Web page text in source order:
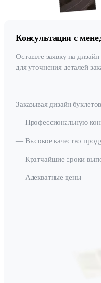
Консультация с
Оставьте заявку на
для уточнения деталей
Заказывая дизайн
— Профессиональную
— Высокое качество
— Кратчайшие сроки
— Адекватные цены